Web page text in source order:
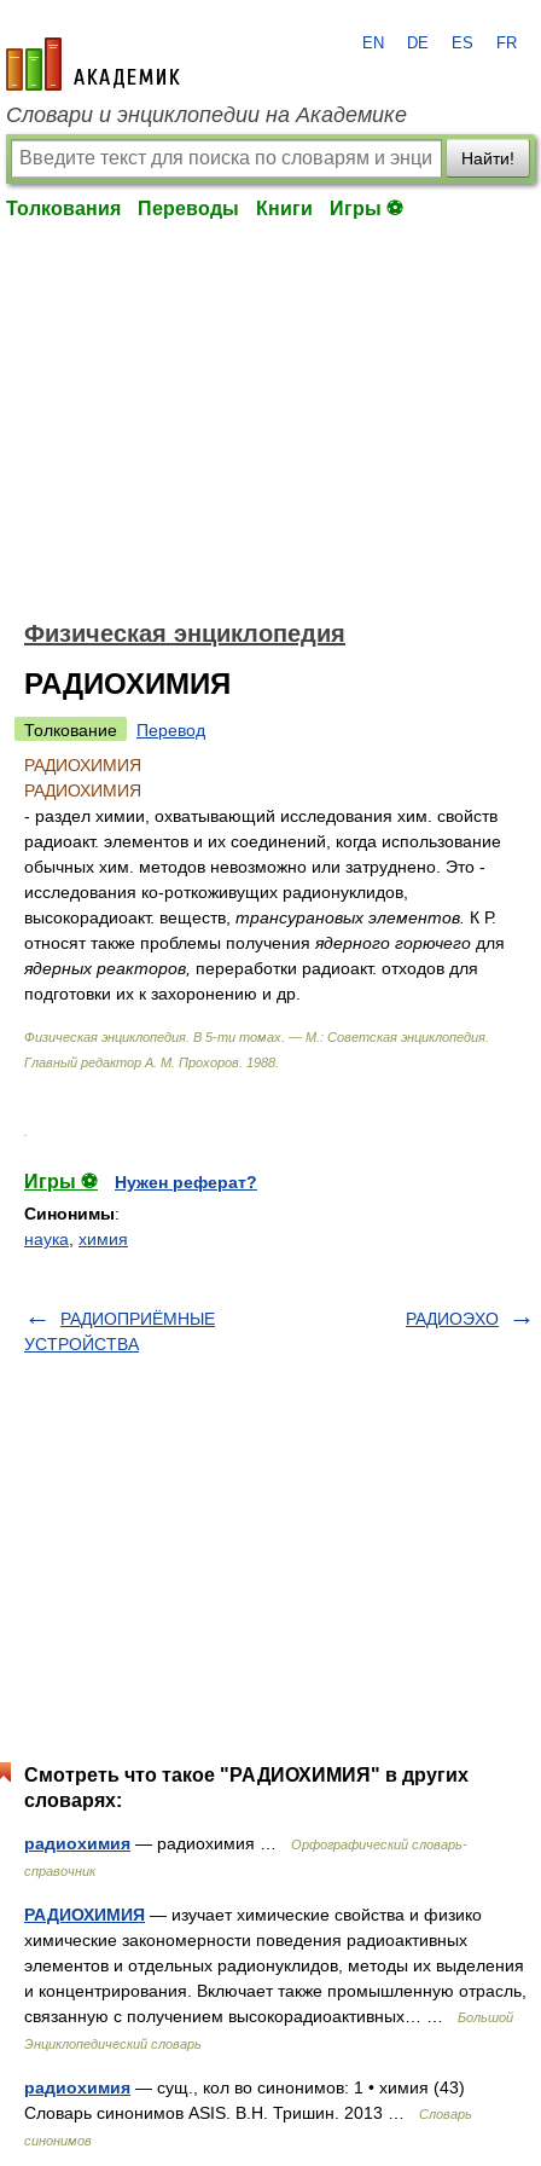
academic.ru
EN DE ES FR
Словари и энциклопедии на Академике
Найти!
Толкования Переводы Книги Игры ⚽
Физическая энциклопедия
РАДИОХИМИЯ
Толкование
Перевод
РАДИОХИМИЯ
РАДИОХИМИЯ
- раздел химии, охватывающий исследования хим. свойств
радиоакт. элементов и их соединений, когда использование
обычных хим. методов невозможно или затруднено. Это -
исследования ко-роткоживущих радионуклидов,
высокорадиоакт. веществ, трансурановых элементов. К Р.
относят также проблемы получения ядерного горючего для
ядерных реакторов, переработки радиоакт. отходов для
подготовки их к захоронению и др.
Физическая энциклопедия. В 5-ти томах. — М.: Советская энциклопедия
Главный редактор А. М. Прохоров 1988
Игры ⚽
Нужен реферат?
Синонимы:
наука химия
РАДИОПРИЁМНЫЕ
УСТРОЙСТВА
РАДИОЭХО
Смотреть что такое "РАДИОХИМИЯ" в других
словарях:
радиохимия — радиохимия …
Орфографический словарь-
справочник
РАДИОХИМИЯ — изучает химические свойства и физико
химические закономерности поведения радиоактивных
элементов и отдельных радионуклидов, методы их выделения
и концентрирования. Включает также промышленную отрасль,
связанную с получением высокорадиоактивных… …
Большой
Энциклопедический словарь
радиохимия — сущ., кол во синонимов: 1 • химия (43)
Словарь синонимов ASIS. В.Н. Тришин. 2013 …
Словарь
синонимов